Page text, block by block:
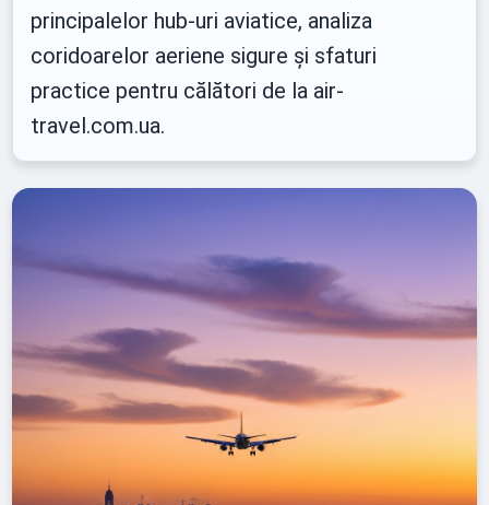
principalelor hub-uri aviatice, analiza
coridoarelor aeriene sigure și sfaturi
practice pentru călători de la air-
travel.com.ua.